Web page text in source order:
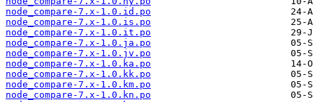
node_compare-7.x-1.0.id.po
node_compare-7.x-1.0.is.po
node_compare-7.x-1.0.it.po
node_compare-7.x-1.0.ja.po
node_compare-7.x-1.0.jv.po
node_compare-7.x-1.0.ka.po
node_compare-7.x-1.0.kk.po
node_compare-7.x-1.0.km.po
node_compare-7.x-1.0.kn.po